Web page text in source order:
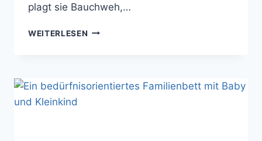
plagt sie Bauchweh,…
WEITERLESEN SCHREIEN